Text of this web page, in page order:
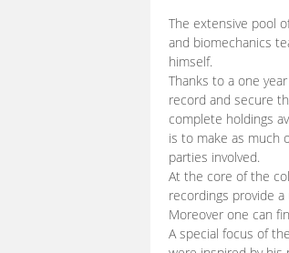
The extensive pool
and biomechanics
himself.
Thanks to a one
record and secure
complete holdings
is to make as much
parties involved.
At the core of the
recordings provide
Moreover one can
A special focus of